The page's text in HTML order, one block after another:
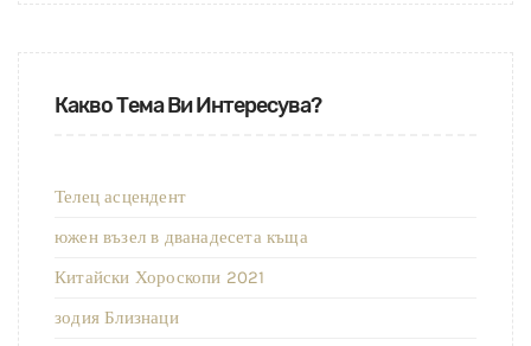
Какво Тема Ви Интересува?
Телец асцендент
южен възел в дванадесета къща
Китайски Хороскопи 2021
зодия Близнаци